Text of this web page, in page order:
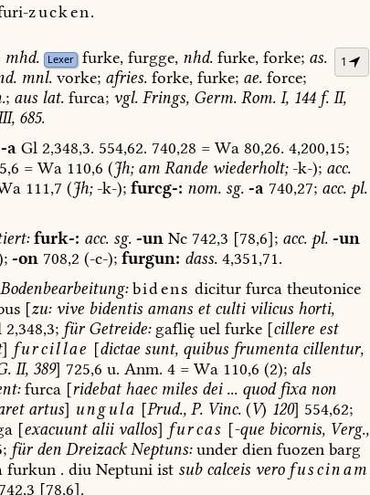
zucken.
1
mhd. Lexer furke,furgge, nhd.furke,forke; as.
mnl.vorke; afries.forke,furke; ae.force;
; auslat.furca; vgl.Frings, Germ.Rom.I,144f.II,
685.
-aGl2,348,3. 554,62. 740,28 =Wa 80,26. 4,200,15;
=Wa110,6 (Jh;amRandewiederholt;-k-); acc.
111,7 (Jh;-k-); furcg-: nom.sg. -a740,27; acc.pl.
furk-: acc. sg. -un Nc 742,3 [78,6]; acc. pl. -un
-on708,2 (-c-); furgun: dass.4,351,71.
bidens dicitur furcatheutonice
[zu:vivebidentis amansetcultivilicushorti,
2,348,3; fürGetreide:gaflięuelfurke[cillereest
] furcillae [dictaesunt,quibusfrumentacillentur,
II,389] 725,6 u. Anm. 4=Wa 110,6 (2); als
furca[ridebathaec milesdei...quodfixanon
artus] ungula [Prud.,P.Vinc.(V) 120] 554,62;
[exacuuntaliivallos] furcas [-quebicornis, Verg.,
fürdenDreizackNeptuns: underdienfuozenbarg
furkun. diu Neptuniist subcalceisvero fuscinam
[78,6].